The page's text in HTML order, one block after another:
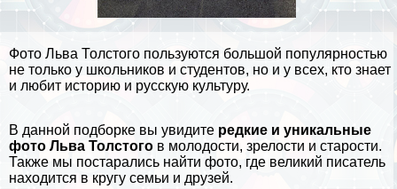
Фото Льва Толстого пользуются большой популярностью
не только у школьников и студентов, но и у всех, кто знает
и любит историю и русскую культуру.
В данной подборке вы увидите редкие и уникальные
фото Льва Толстого в молодости, зрелости и старости.
Также мы постарались найти фото, где великий писатель
находится в кругу семьи и друзей.